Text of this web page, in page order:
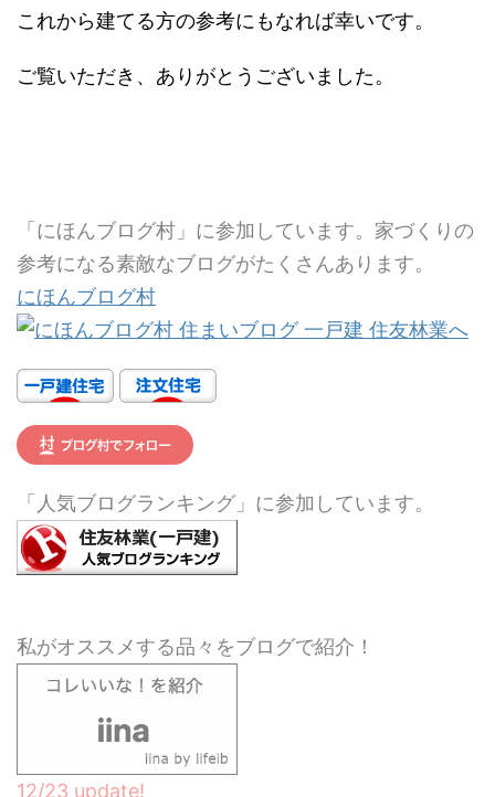
これから建てる方の参考にもなれば幸いです。
ご覧いただき、ありがとうございました。
「にほんブログ村」に参加しています。家づくりの
参考になる素敵なブログがたくさんあります。
にほんブログ村
「人気ブログランキング」に参加しています。
私がオススメする品々をブログで紹介！
12/23 update!